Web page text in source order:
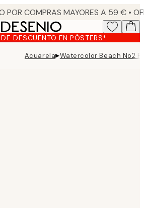
DESCUENTO EN PÓSTERS*
Acuarela▸Watercolor Beach No2